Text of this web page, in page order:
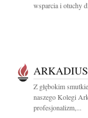
wsparcia i otuchy
Z głębokim
naszego Kolegi
profesjonalizm,...